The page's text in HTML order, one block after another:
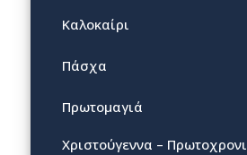
Καλοκαίρι
Πάσχα
Πρωτομαγιά
Χριστούγεννα –